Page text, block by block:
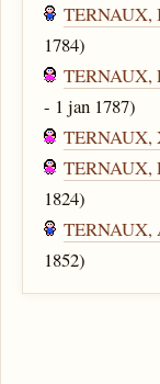
TERNAUX,
1784)
TERNAUX,
- 1 jan 1787)
TERNAUX,
TERNAUX,
1824)
TERNAUX,
1852)